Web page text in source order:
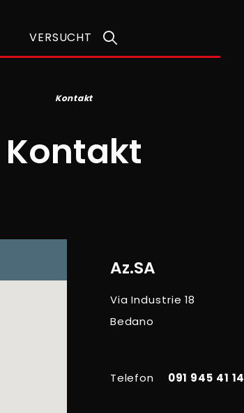
VERSUCHT
Kontakt
Kontakt
Az.SA
Via Industrie 18
Bedano
Telefon 091 945 41 14